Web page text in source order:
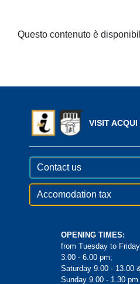
Questo contenuto è
VISIT ACQUI
Contact us
Accomodation tax
OPENING TIMES:
from Tuesday to
3.00 - 6.00 pm;
Saturday 9.00 - 13.00
Sunday 9.00 - 1.30 pm